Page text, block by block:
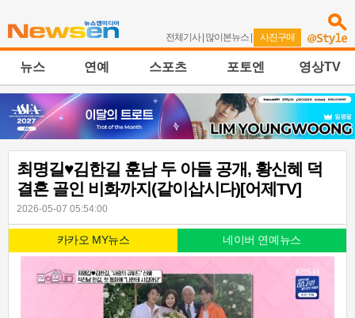
전체기사| 많이본뉴스 | 사진구매
뉴스 연예 스포츠 포토엔 영상TV
최명길♥김한길 훈남 두 아들 공개, 황신혜 덕
결혼 골인 비화까지(같이삽시다)[어제TV]
2026-05-07 05:54:00
카카오 MY뉴스 네이버 연예뉴스